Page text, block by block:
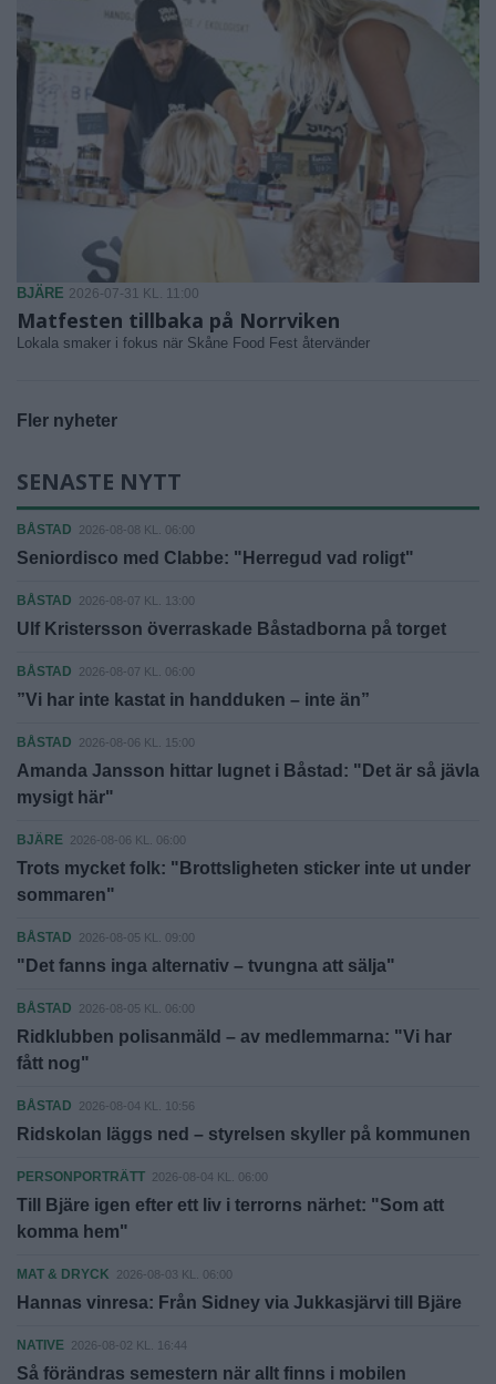
BJÄRE 2026-07-31 KL. 11:00
Matfesten tillbaka på Norrviken
Lokala smaker i fokus när Skåne Food Fest återvänder
Fler nyheter
SENASTE NYTT
BÅSTAD 2026-08-08 KL. 06:00
Seniordisco med Clabbe: "Herregud vad roligt"
BÅSTAD 2026-08-07 KL. 13:00
Ulf Kristersson överraskade Båstadborna på torget
BÅSTAD 2026-08-07 KL. 06:00
”Vi har inte kastat in handduken – inte än”
BÅSTAD 2026-08-06 KL. 15:00
Amanda Jansson hittar lugnet i Båstad: "Det är så jävla
mysigt här"
BJÄRE 2026-08-06 KL. 06:00
Trots mycket folk: "Brottsligheten sticker inte ut under
sommaren"
BÅSTAD 2026-08-05 KL. 09:00
"Det fanns inga alternativ – tvungna att sälja"
BÅSTAD 2026-08-05 KL. 06:00
Ridklubben polisanmäld – av medlemmarna: "Vi har
fått nog"
BÅSTAD 2026-08-04 KL. 10:56
Ridskolan läggs ned – styrelsen skyller på kommunen
PERSONPORTRÄTT 2026-08-04 KL. 06:00
Till Bjäre igen efter ett liv i terrorns närhet: "Som att
komma hem"
MAT & DRYCK 2026-08-03 KL. 06:00
Hannas vinresa: Från Sidney via Jukkasjärvi till Bjäre
NATIVE 2026-08-02 KL. 16:44
Så förändras semestern när allt finns i mobilen